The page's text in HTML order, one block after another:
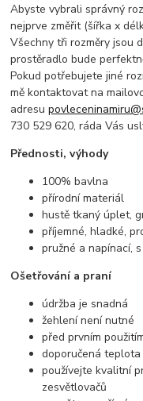
Abyste vybrali správný
nejprve změřit (šířka x
Všechny tři rozměry jsou
prostěradlo bude
Pokud potřebujete jiné
mě kontaktovat na
adresu
730 529 620, ráda Vás
Přednosti, výhody
100% bavlna
přírodní materiál
hustě tkaný úplet,
příjemné, hladké,
pružné a napínací,
Ošetřování a praní
údržba je snadná
žehlení není nutné
před prvním
doporučená teplota
používejte kvalitní
zesvětlovačů